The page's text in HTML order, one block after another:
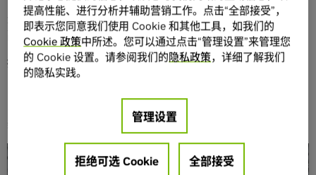
进这些办公室，使用这些充满情怀的办公设施，也能更好地
融入工作。”
拥有主题名的办公空间
车命名，有些则以知名探险家命名。这不仅是来自极客们创
新，更有助于员工记忆办公室的位置。
提高性能、进行分析并辅助营销工作。点击“全部接受”，
即表示您同意我们使用 Cookie 和其他工具，如我们的
Cookie 政策中所述。您可以通过点击“管理设置”来管理您
的 Cookie 设置。请参阅我们的隐私政策，详细了解我们
的隐私实践。
管理设置
拒绝可选 Cookie 全部接受